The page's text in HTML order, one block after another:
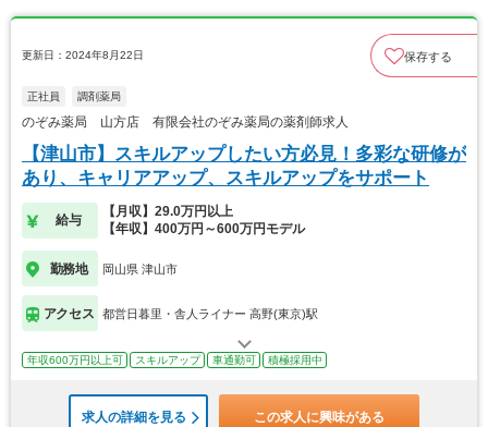
更新日：2024年8月22日 保存する
正社員 調剤薬局
のぞみ薬局 山方店 有限会社のぞみ薬局の薬剤師求人
【津山市】スキルアップしたい方必見！多彩な研修が
あり、キャリアアップ、スキルアップをサポート
給与
【月収】29.0万円以上
【年収】400万円～600万円モデル
勤務地 岡山県 津山市
アクセス 都営日暮里・舎人ライナー 高野(東京)駅
年収600万円以上可 スキルアップ 車通勤可 積極採用中
求人の詳細を見る この求人に興味がある